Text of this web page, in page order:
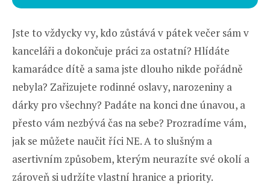
Jste to vždycky vy, kdo zůstává v pátek večer sám v
kanceláři a dokončuje práci za ostatní? Hlídáte
kamarádce dítě a sama jste dlouho nikde pořádně
nebyla? Zařizujete rodinné oslavy, narozeniny a
dárky pro všechny? Padáte na konci dne únavou, a
přesto vám nezbývá čas na sebe? Prozradíme vám,
jak se můžete naučit říci NE. A to slušným a
asertivním způsobem, kterým neurazíte své okolí a
zároveň si udržíte vlastní hranice a priority.